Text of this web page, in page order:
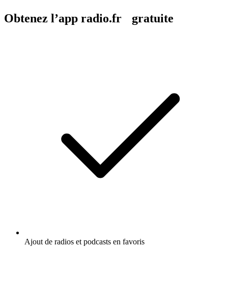
Obtenez l’app radio.fr gratuite
Ajout de radios et podcasts en favoris